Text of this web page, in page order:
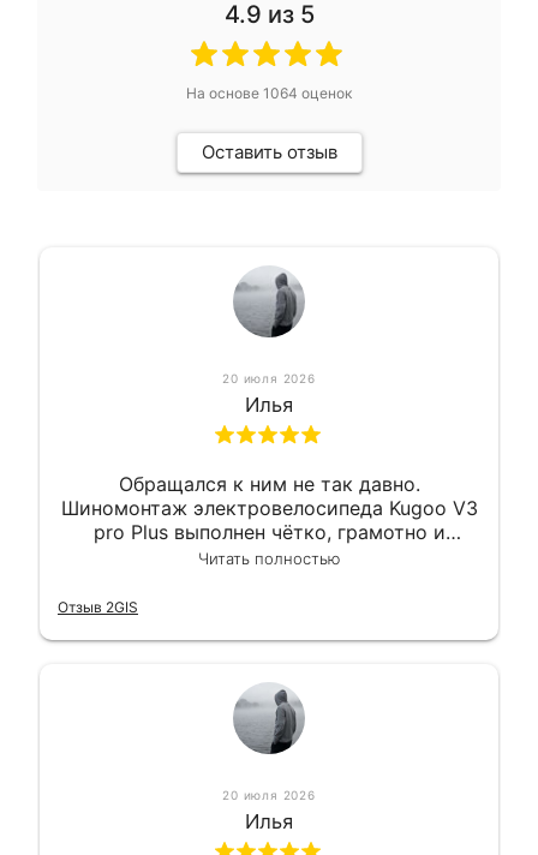
4.9 из 5
На основе 1064 оценок
Оставить отзыв
20 июля 2026
Илья
Обращался к ним не так давно.
Шиномонтаж электровелосипеда Kugoo V3
pro Plus выполнен чётко, грамотно и
квалифицированно. Всё сделано
Читать полностью
Отзыв 2GIS
20 июля 2026
Илья